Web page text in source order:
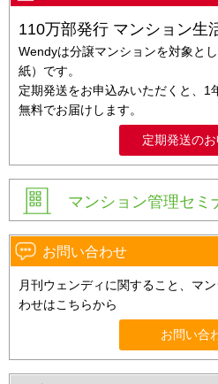
110万部発行 マンション生
Wendyは分譲マンションを対象と
紙）です。
定期発送をお申込みいただくと、1
無料でお届けします。
定期発送の
マンション管理セミ
お問い合わせ
月刊ウェンディに関すること、マ
わせはこちらから
お問い合